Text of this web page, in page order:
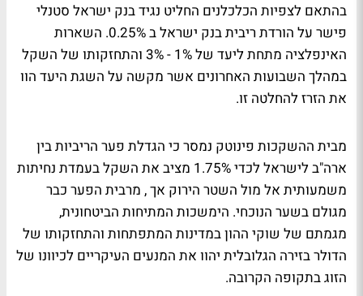
בהתאם לצפיות הכלכלנים החליט נגיד בנק ישראל סטנלי
פישר על הורדת ריבית בנק ישראל ב 0.25%. השארות
האינפלציה מתחת ליעד של 1% - 3% והתחזקותו של השקל
במהלך השבועות האחרונים אשר מקשה על השגת היעד הוו
את הזרז להחלטה זו.
מבית ההשקכות פינוטק נמסר כי הגדלת פער הריביות בין
ארה"ב לישראל לכדי 1.75% מציב את השקל בעמדת נחיתות
משמעותית אל מול השטר הירוק אך , מרבית הפער כבר
מגולם בשער הנוכחי. הימשכות המתיחות הביטחונית,
מגמתם של שוקי ההון במדינות המתפתחות והתחזקותו של
הדולר בזירה הגלובלית יהוו את המנעים העיקריים לכיוונו של
הזוג בתקופה הקרובה.